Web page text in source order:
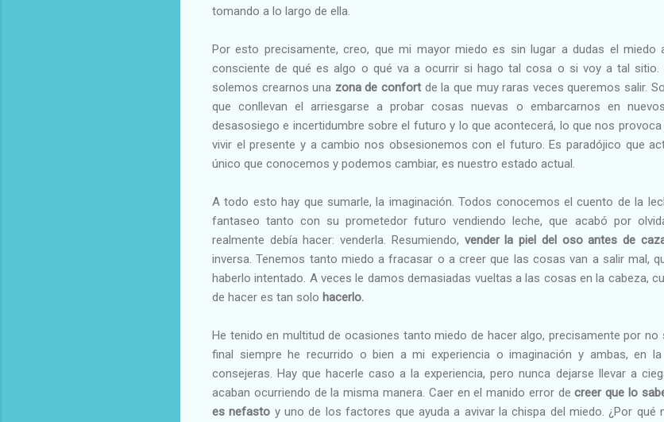
tomando a lo largo de ella.
Por esto precisamente, creo, que mi mayor miedo es sin lugar a dudas el
consciente de qué es algo o qué va a ocurrir si hago tal cosa o si voy a tal
solemos crearnos una zona de confort de la que muy raras veces queremos salir.
que conllevan el arriesgarse a probar cosas nuevas o embarcarnos en
desasosiego e incertidumbre sobre el futuro y lo que acontecerá, lo que nos
vivir el presente y a cambio nos obsesionemos con el futuro. Es paradójico que
único que conocemos y podemos cambiar, es nuestro estado actual.
A todo esto hay que sumarle, la imaginación. Todos conocemos el cuento de la
fantaseo tanto con su prometedor futuro vendiendo leche, que acabó por
realmente debía hacer: venderla. Resumiendo, vender la piel del oso antes de
inversa. Tenemos tanto miedo a fracasar o a creer que las cosas van a salir mal,
haberlo intentado. A veces le damos demasiadas vueltas a las cosas en la cabeza,
de hacer es tan solo hacerlo.
He tenido en multitud de ocasiones tanto miedo de hacer algo, precisamente por no
final siempre he recurrido o bien a mi experiencia o imaginación y ambas, en
consejeras. Hay que hacerle caso a la experiencia, pero nunca dejarse llevar a
acaban ocurriendo de la misma manera. Caer en el manido error decreer que lo
es nefasto y uno de los factores que ayuda a avivar la chispa del miedo. ¿Por qué